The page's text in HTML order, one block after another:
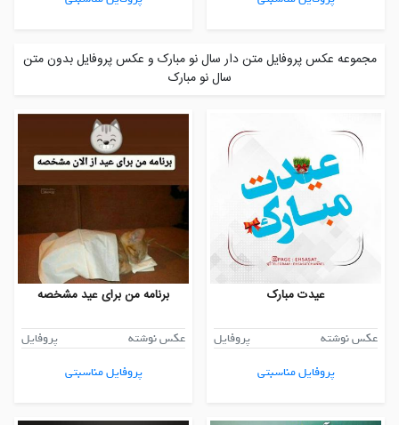
مجموعه عکس پروفایل متن دار سال نو مبارک و عکس پروفایل بدون متن
سال نو مبارک
عیدت مبارک
عکس نوشته
پروفایل
پروفایل مناسبتی
برنامه من برای عید مشخصه
عکس نوشته
پروفایل
پروفایل مناسبتی